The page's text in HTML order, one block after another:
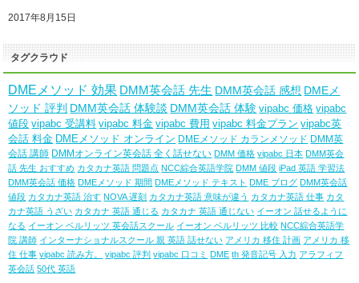
2017年8月15日
タグクラウド
DMEメソッド 効果 DMM英会話 先生 DMM英会話 感想 DMEメ
ソッド 評判 DMM英会話 体験談 DMM英会話 体験 vipabc 価格 vipabc
値段 vipabc 受講料 vipabc 料金 vipabc 費用 vipabc 料金プラン vipabc英
会話 料金 DMEメソッド オンライン DMEメソッド カランメソッド DMM英
会話 講師 DMMオンライン英会話 全く話せない DMM 価格 vipabc 日本 DMM英会
話 先生 おすすめ カタカナ英語 問題点 NCC綜合英語学院 DMM 値段 iPad 英語 学習法
DMM英会話 価格 DMEメソッド 期間 DMEメソッド テキスト DME ブログ DMM英会話
値段 カタカナ英語 治す NOVA 遅刻 カタカナ英語 意味が違う カタカナ英語 仕事 カタ
カナ英語 うざい カタカナ 英語 通じる カタカナ 英語 通じない イーオン 話せるように
なる イーオン ベルリッツ 英会話スクール イーオン ベルリッツ 比較 NCC綜合英語学
院 講師 インターナショナルスクール 親 英語 話せない アメリカ 移住 計画 アメリカ 移
住 仕事 vipabc 読み方。 vipabc 評判 vipabc 口コミ DME th 発音記号 入力 アラフィフ
英会話 50代 英語